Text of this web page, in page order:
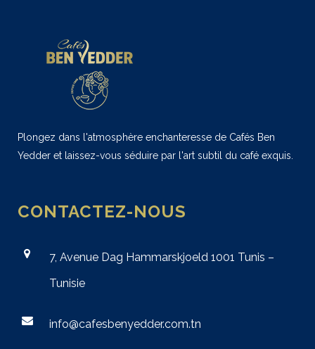
Plongez dans l'atmosphère enchanteresse de Cafés Ben
Yedder et laissez-vous séduire par l'art subtil du café exquis.
CONTACTEZ-NOUS
7, Avenue Dag Hammarskjoeld 1001 Tunis –
Tunisie
info@cafesbenyedder.com.tn